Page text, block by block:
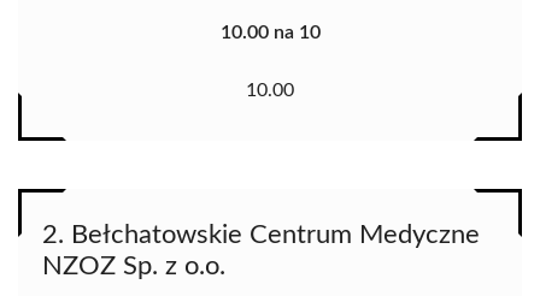
10.00 na 10
10.00
2. Bełchatowskie Centrum Medyczne
NZOZ Sp. z o.o.